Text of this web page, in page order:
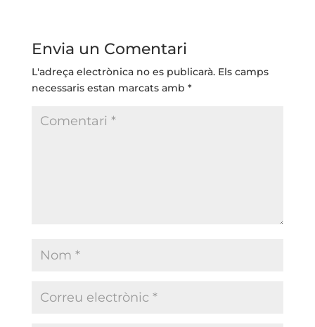
Envia un Comentari
L'adreça electrònica no es publicarà. Els camps
necessaris estan marcats amb *